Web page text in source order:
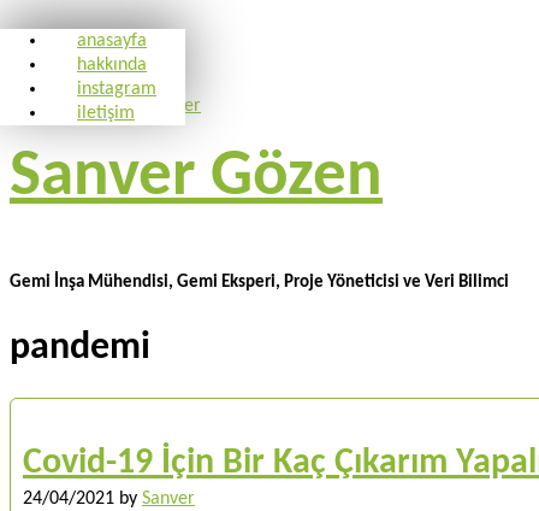
anasayfa
hakkında
instagram
iletişim
Sanver Gözen
Gemi İnşa Mühendisi, Gemi Eksperi, Proje Yöneticisi ve Veri Bilimci
pandemi
Covid-19 İçin Bir Kaç Çıkarım
24/04/2021 by Sanver